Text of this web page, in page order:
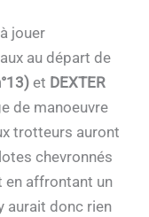
jouer
au départ de
et DEXTER
de manoeuvre
trotteurs auront
chevronnés
en affrontant un
aurait donc rien